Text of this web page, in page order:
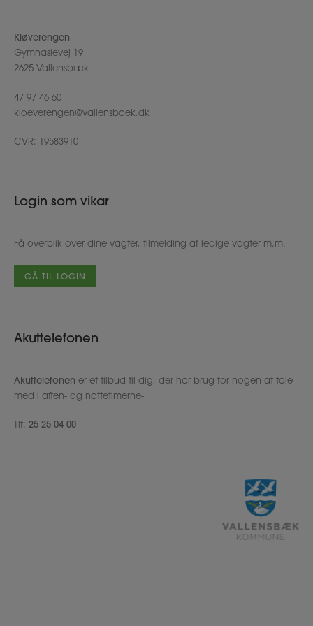
Kløverengen
Gymnasievej 19
2625 Vallensbæk
47 97 46 60
kloeverengen@vallensbaek.dk
CVR: 19583910
Login som vikar
Få overblik over dine vagter, tilmelding af ledige vagter m.m.
GÅ TIL LOGIN
Akuttelefonen
Akuttelefonen er et tilbud til dig, der har brug for nogen at tale
med i aften- og nattetimerne-
Tlf: 25 25 04 00